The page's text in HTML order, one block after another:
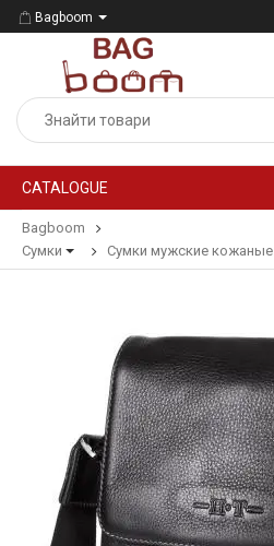
Bagboom
CATALOGUE
Bagboom
Сумки
Сумки мужские кожаные